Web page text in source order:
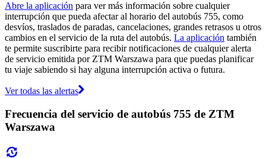
Abre la aplicación para ver más información sobre cualquier
interrupción que pueda afectar al horario del autobús 755, como
desvíos, traslados de paradas, cancelaciones, grandes retrasos u otros
cambios en el servicio de la ruta del autobús. La aplicación también
te permite suscribirte para recibir notificaciones de cualquier alerta
de servicio emitida por ZTM Warszawa para que puedas planificar
tu viaje sabiendo si hay alguna interrupción activa o futura.
Ver todas las alertas
Frecuencia del servicio de autobús 755 de ZTM
Warszawa